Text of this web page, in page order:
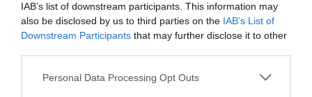
IAB’s list of downstream participants. This information may
also be disclosed by us to third parties on the IAB’s List of
Downstream Participants that may further disclose it to other
Personal Data Processing Opt Outs